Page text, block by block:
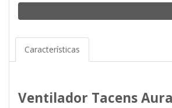
Características
Ventilador Tacens